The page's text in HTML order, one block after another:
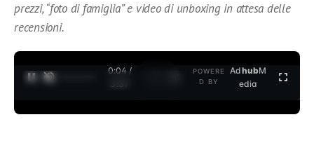
prezzi, “foto di famiglia” e video di unboxing in attesa delle
recensioni.
0:04 /
3:37
POWERE
D BY
AdhubM
edia